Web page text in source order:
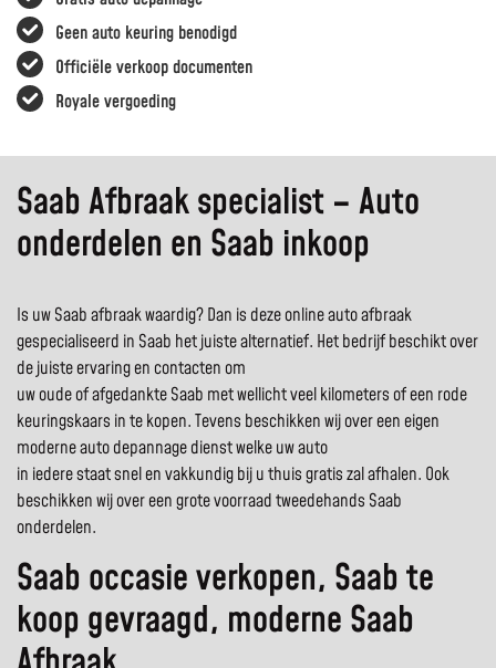
Geen auto keuring benodigd
Officiële verkoop documenten
Royale vergoeding
Saab Afbraak specialist – Auto
onderdelen en Saab inkoop
Is uw Saab afbraak waardig? Dan is deze online auto afbraak
gespecialiseerd in Saab het juiste alternatief. Het bedrijf beschikt over
de juiste ervaring en contacten om
uw oude of afgedankte Saab met wellicht veel kilometers of een rode
keuringskaars in te kopen. Tevens beschikken wij over een eigen
moderne auto depannage dienst welke uw auto
in iedere staat snel en vakkundig bij u thuis gratis zal afhalen. Ook
beschikken wij over een grote voorraad tweedehands Saab
onderdelen.
Saab occasie verkopen, Saab te
koop gevraagd, moderne Saab